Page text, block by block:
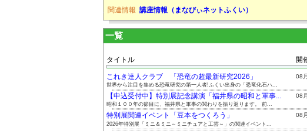
関連情報 講座情報（まなびぃネットふくい）
一覧
タイトル 開
これき達人クラブ 「恐竜の超最新研究2026」 08
世界から注目を集める恐竜研究の第一人者!ふくい出身の「恐竜化石ハ...
【申込受付中】特別展記念講演「福井県の昭和と軍事... 08
昭和１００年の節目に、福井県と軍事の関わりを振り返ります。 前...
特別展関連イベント「豆本をつくろう」 08
2026年特別展「ミニ＆ミニ～ミニチュアと工芸～」の関連イベント...